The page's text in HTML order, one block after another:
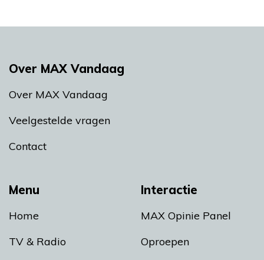
Menu
Home
TV & Radio
Interactie
MAX Opinie Panel
Oproepen
Over MAX Vandaag
Over MAX Vandaag
Veelgestelde vragen
Contact